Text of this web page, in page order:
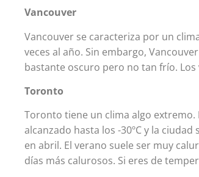
Vancouver
Vancouver se caracteriza por un
veces al año. Sin embargo,
bastante oscuro pero no tan frío.
Toronto
Toronto tiene un clima algo extremo.
alcanzado hasta los -30ºC y la
en abril. El verano suele ser muy
días más calurosos. Si eres de